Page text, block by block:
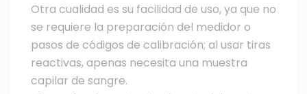
Otra cualidad es su facilidad de uso, ya que no
se requiere la preparación del medidor o
pasos de códigos de calibración; al usar tiras
reactivas, apenas necesita una muestra
capilar de sangre.